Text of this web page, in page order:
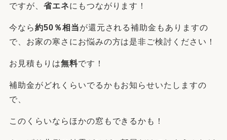
ですが、 省エネにもつながります！
今なら約50％相当が還元される補助金もありますの
で、お家の寒さにお悩みの方は是非ご検討ください！
お見積もりは無料です！
補助金がどれくらいでるかもお知らせいたしますの
で、
このくらいならほかの窓もできるかも！